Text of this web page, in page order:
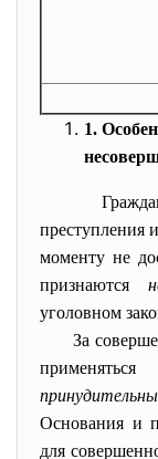
1.
Граждане,
преступления
моменту не
признаются
уголовном
За
Основания и
для